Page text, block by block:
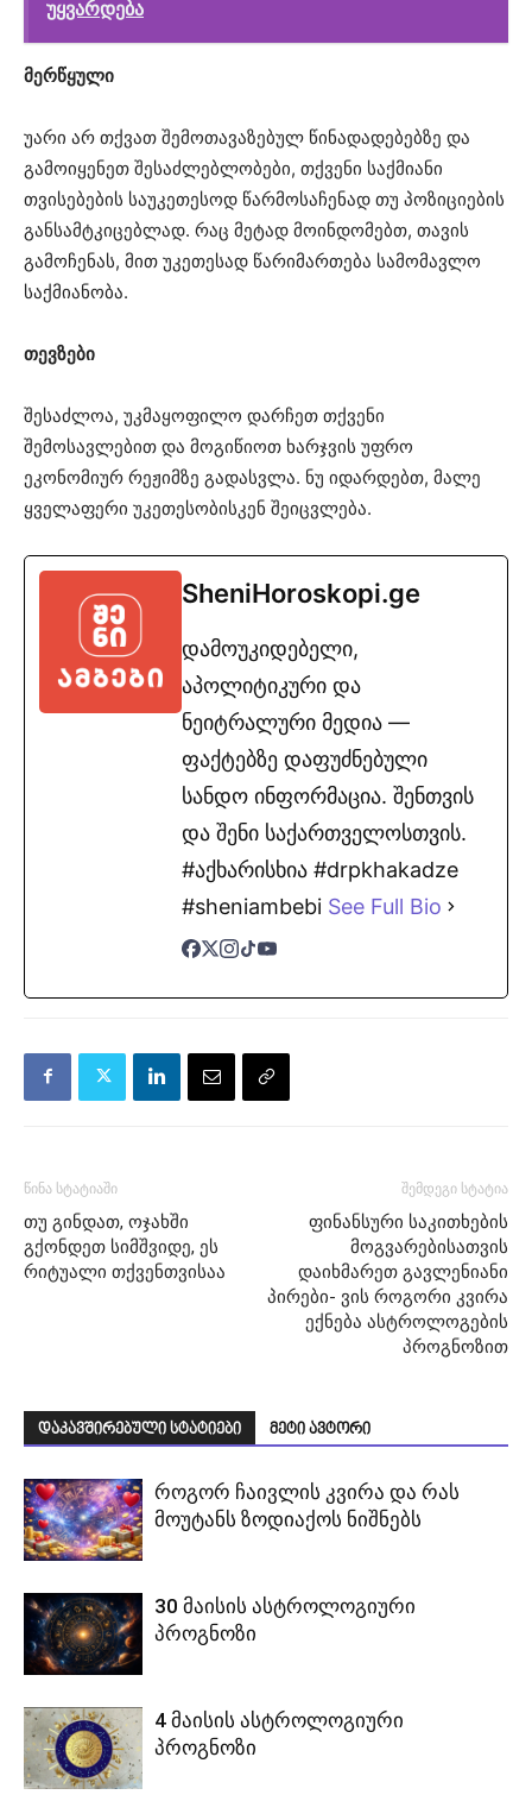
უყვარდება
მერწყული
უარი არ თქვათ შემოთავაზებულ წინადადებებზე და
გამოიყენეთ შესაძლებლობები, თქვენი საქმიანი
თვისებების საუკეთესოდ წარმოსაჩენად თუ პოზიციების
განსამტკიცებლად. რაც მეტად მოინდომებთ, თავის
გამოჩენას, მით უკეთესად წარიმართება სამომავლო
საქმიანობა.
თევზები
შესაძლოა, უკმაყოფილო დარჩეთ თქვენი
შემოსავლებით და მოგიწიოთ ხარჯვის უფრო
ეკონომიურ რეჟიმზე გადასვლა. ნუ იდარდებთ, მალე
ყველაფერი უკეთესობისკენ შეიცვლება.
SheniHoroskopi.ge
დამოუკიდებელი,
აპოლიტიკური და
ნეიტრალური მედია —
ფაქტებზე დაფუძნებული
სანდო ინფორმაცია. შენთვის
და შენი საქართველოსთვის.
#აქხარისხია #drpkhakadze
#sheniambebi See Full Bio
წინა სტატიაში
თუ გინდათ, ოჯახში
გქონდეთ სიმშვიდე, ეს
რიტუალი თქვენთვისაა
შემდეგი სტატია
ფინანსური საკითხების
მოგვარებისათვის
დაიხმარეთ გავლენიანი
პირები- ვის როგორი კვირა
ექნება ასტროლოგების
პროგნოზით
დაკავშირებული სტატიები მეტი ავტორი
როგორ ჩაივლის კვირა და რას
მოუტანს ზოდიაქოს ნიშნებს
30 მაისის ასტროლოგიური
პროგნოზი
4 მაისის ასტროლოგიური
პროგნოზი